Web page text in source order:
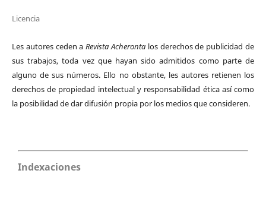
Licencia
Les autores ceden aRevista Acheronta los derechos de publicidad de
sus trabajos, toda vez que hayan sido admitidos como parte de
alguno de sus números. Ello no obstante, les autores retienen los
derechos de propiedad intelectual y responsabilidad ética así como
la posibilidad de dar difusión propia por los medios que consideren.
Indexaciones